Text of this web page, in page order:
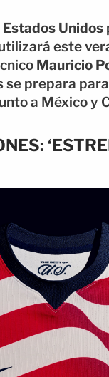
Unidos
este
Mauricio
se prepara
a México y